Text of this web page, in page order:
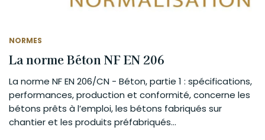
NORMES
La norme Béton NF EN 206
La norme NF EN 206/CN - Béton, partie 1 : spécifications,
performances, production et conformité, concerne les
bétons prêts à l’emploi, les bétons fabriqués sur
chantier et les produits préfabriqués...